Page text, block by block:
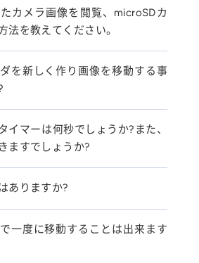
カメラ画像を閲覧、microSDカ
法を教えてください。
を新しく作り画像を移動する事
イマーは何秒でしょうか?また、
ますでしょうか?
ありますか?
一度に移動することは出来ます